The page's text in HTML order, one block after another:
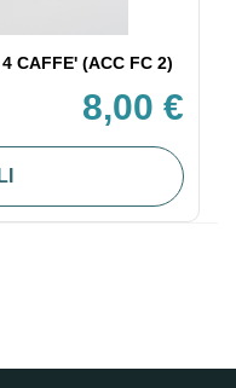
CAFFE' (ACC FC 2)
8,00 €